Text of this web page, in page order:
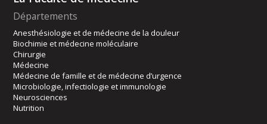
Départements
Anesthésiologie et de médecine de la douleur
Biochimie et médecine moléculaire
Chirurgie
Médecine
Médecine de famille et de médecine d’urgence
Microbiologie, infectiologie et immunologie
Neurosciences
Nutrition